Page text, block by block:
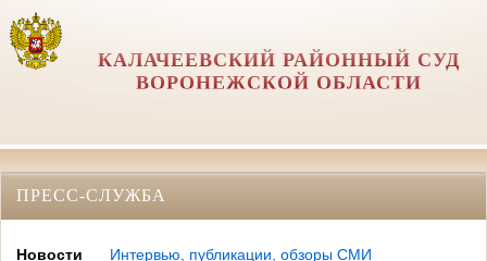
КАЛАЧЕЕВСКИЙ РАЙОННЫЙ СУД
ВОРОНЕЖСКОЙ ОБЛАСТИ
ПРЕСС-СЛУЖБА
Новости
Интервью, публикации, обзоры СМИ